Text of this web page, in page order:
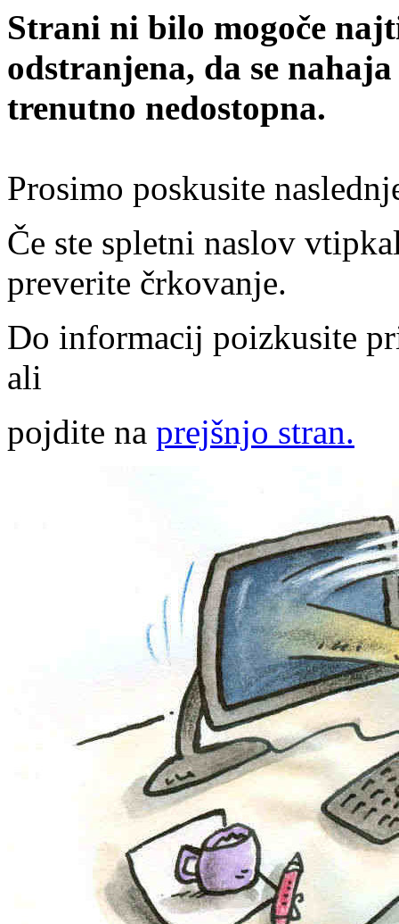
Strani ni bilo mogoče
odstranjena, da se
trenutno nedostopna.
Prosimo poskusite
Če ste spletni naslov
preverite črkovanje.
Do informacij poizkusite
ali
pojdite na prejšnjo stran.